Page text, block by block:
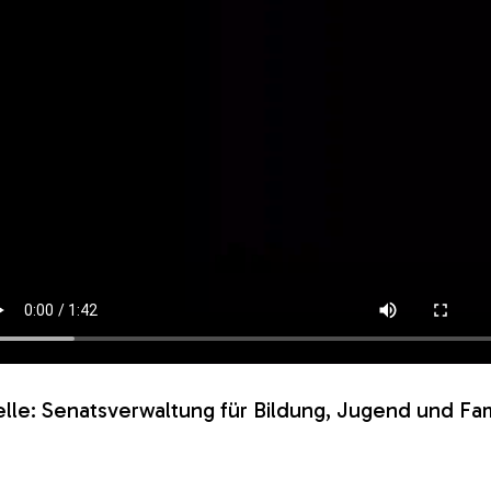
Senatsverwaltung für Bildung, Jugend und